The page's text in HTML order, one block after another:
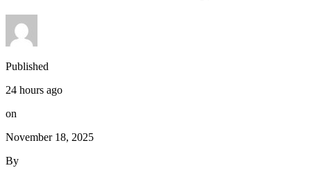
Published
24 hours ago
on
November 18, 2025
By